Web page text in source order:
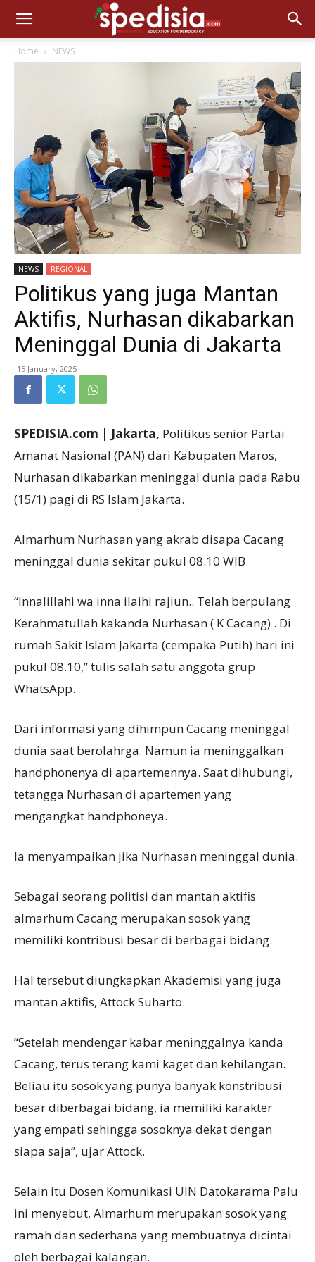
Home NEWS
NEWS REGIONAL
Politikus yang juga Mantan
Aktifis, Nurhasan dikabarkan
Meninggal Dunia di Jakarta
15 January, 2025
SPEDISIA.com | Jakarta, Politikus senior Partai
Amanat Nasional (PAN) dari Kabupaten Maros,
Nurhasan dikabarkan meninggal dunia pada Rabu
(15/1) pagi di RS Islam Jakarta.
Almarhum Nurhasan yang akrab disapa Cacang
meninggal dunia sekitar pukul 08.10 WIB
“Innalillahi wa inna ilaihi rajiun.. Telah berpulang
Kerahmatullah kakanda Nurhasan ( K Cacang) . Di
rumah Sakit Islam Jakarta (cempaka Putih) hari ini
pukul 08.10,” tulis salah satu anggota grup
WhatsApp.
Dari informasi yang dihimpun Cacang meninggal
dunia saat berolahrga. Namun ia meninggalkan
handphonenya di apartemennya. Saat dihubungi,
tetangga Nurhasan di apartemen yang
mengangkat handphoneya.
Ia menyampaikan jika Nurhasan meninggal dunia.
Sebagai seorang politisi dan mantan aktifis
almarhum Cacang merupakan sosok yang
memiliki kontribusi besar di berbagai bidang.
Hal tersebut diungkapkan Akademisi yang juga
mantan aktifis, Attock Suharto.
“Setelah mendengar kabar meninggalnya kanda
Cacang, terus terang kami kaget dan kehilangan.
Beliau itu sosok yang punya banyak konstribusi
besar diberbagai bidang, ia memiliki karakter
yang empati sehingga sosoknya dekat dengan
siapa saja”, ujar Attock.
Selain itu Dosen Komunikasi UIN Datokarama Palu
ini menyebut, Almarhum merupakan sosok yang
ramah dan sederhana yang membuatnya dicintai
oleh berbagai kalangan.